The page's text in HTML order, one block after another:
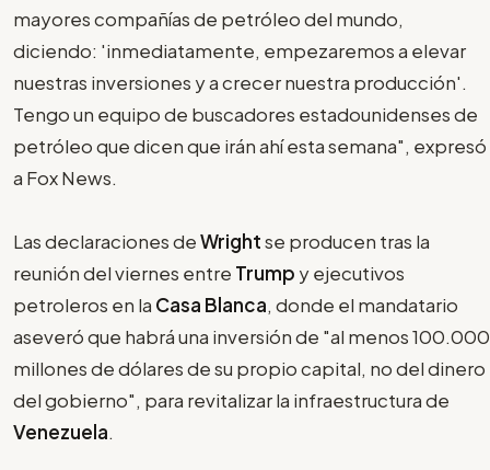
mayores compañías de petróleo del mundo,
diciendo: 'inmediatamente, empezaremos a elevar
nuestras inversiones y a crecer nuestra producción'.
Tengo un equipo de buscadores estadounidenses de
petróleo que dicen que irán ahí esta semana", expresó
a Fox News.
Las declaraciones deWrightse producen tras la
reunión del viernes entre Trump y ejecutivos
petroleros en la Casa Blanca, donde el mandatario
aseveró que habrá una inversión de "al menos 100.000
millones de dólares de su propio capital, no del dinero
del gobierno", para revitalizar la infraestructura de
Venezuela.